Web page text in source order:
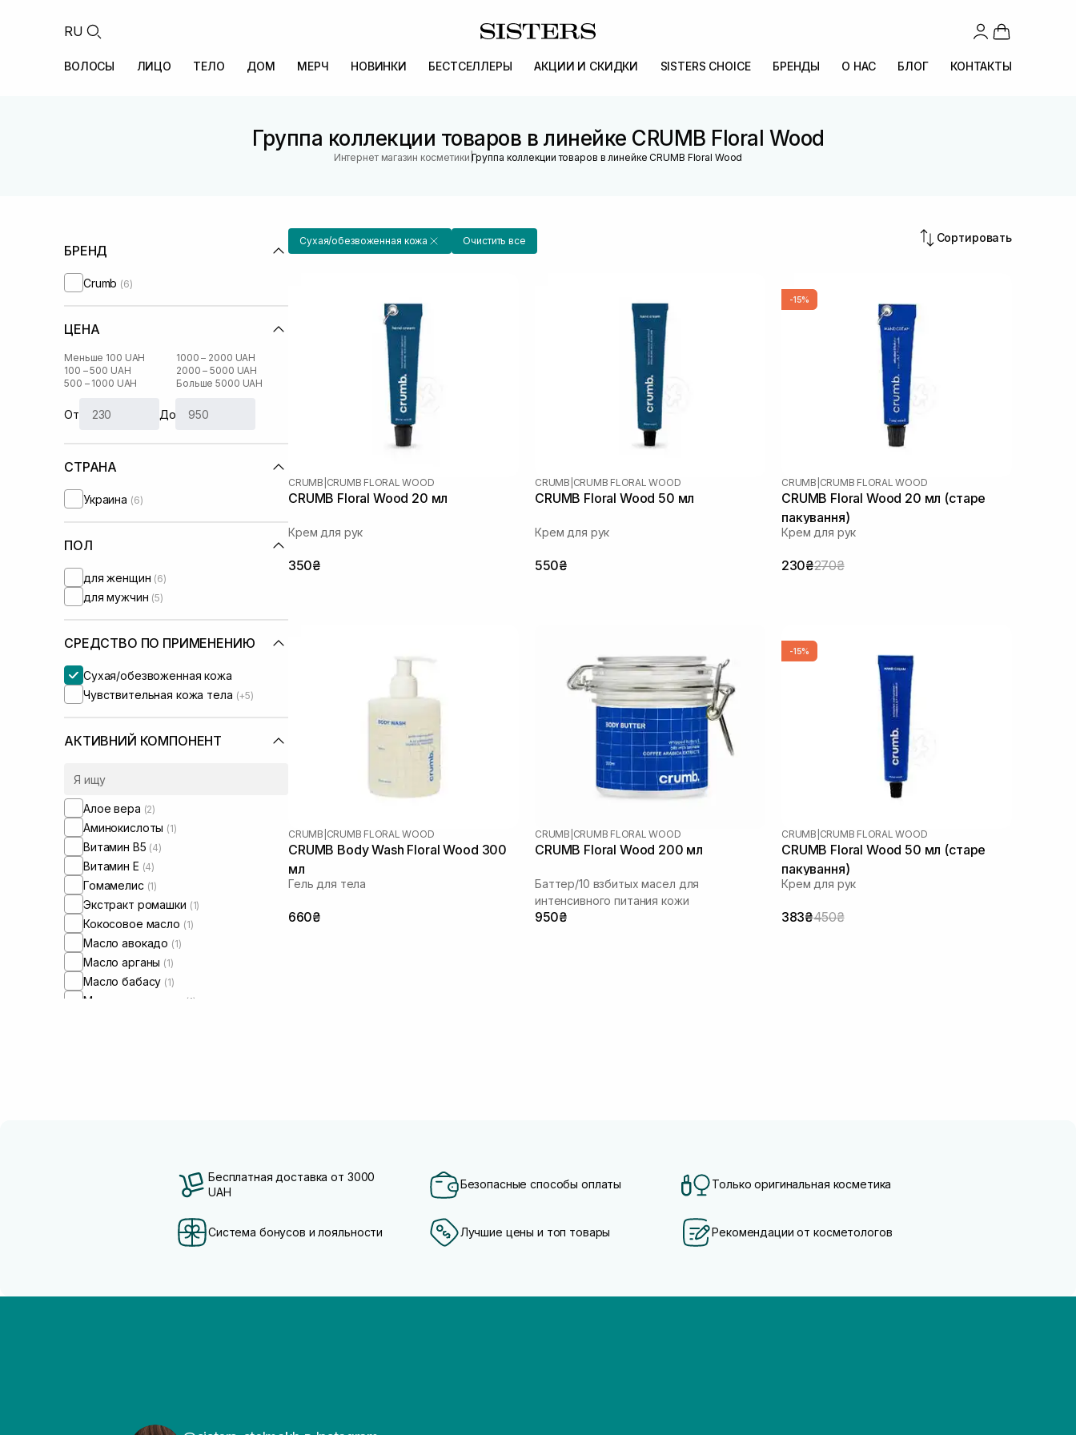
RU
ВОЛОСЫ ЛИЦО ТЕЛО ДОМ МЕРЧ НОВИНКИ БЕСТСЕЛЛЕРЫ АКЦИИ И СКИДКИ SISTERS CHOICE БРЕНДЫ О НАС БЛОГ КОНТАКТЫ
Группа коллекции товаров в линейке CRUMB Floral Wood
Интернет магазин косметики |Группа коллекции товаров в линейке CRUMB Floral Wood
БРЕНД
Crumb (6)
ЦЕНА
Меньше 100 UAH
100 – 500 UAH
500 – 1000 UAH
1000 – 2000 UAH
2000 – 5000 UAH
Больше 5000 UAH
От До
СТРАНА
Украина (6)
ПОЛ
для женщин (6)
для мужчин (5)
СРЕДСТВО ПО ПРИМЕНЕНИЮ
Сухая/обезвоженная кожа
Чувствительная кожа тела (+5)
АКТИВНИЙ КОМПОНЕНТ
Алое вера (2)
Аминокислоты (1)
Витамин B5 (4)
Витамин Е (4)
Гомамелис (1)
Экстракт ромашки (1)
Кокосовое масло (1)
Масло авокадо (1)
Масло арганы (1)
Масло бабасу (1)
Масло макадамии (1)
Сухая/обезвоженная кожа Очистить все Сортировать
CRUMB CRUMB FLORAL WOOD
CRUMB Floral Wood 20 мл
Крем для рук
350₴
CRUMB CRUMB FLORAL WOOD
CRUMB Floral Wood 50 мл
Крем для рук
550₴
-15%
CRUMB CRUMB FLORAL WOOD
CRUMB Floral Wood 20 мл (старе
пакування)
Крем для рук
230₴270₴
CRUMB CRUMB FLORAL WOOD
CRUMB Body Wash Floral Wood 300
мл
Гель для тела
660₴
CRUMB CRUMB FLORAL WOOD
CRUMB Floral Wood 200 мл
Баттер/10 взбитых масел для
интенсивного питания кожи
950₴
-15%
CRUMB CRUMB FLORAL WOOD
CRUMB Floral Wood 50 мл (старе
пакування)
Крем для рук
383₴450₴
Бесплатная доставка от 3000
UAH
Безопасные способы оплаты Только оригинальная косметика
Система бонусов и лояльности Лучшие цены и топ товары Рекомендации от косметологов